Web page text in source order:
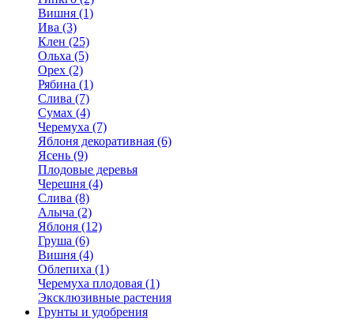
Вишня (1)
Ива (3)
Клен (25)
Ольха (5)
Орех (2)
Рябина (1)
Слива (7)
Сумах (4)
Черемуха (7)
Яблоня декоративная (6)
Ясень (9)
Плодовые деревья
Черешня (4)
Слива (8)
Алыча (2)
Яблоня (12)
Груша (6)
Вишня (4)
Облепиха (1)
Черемуха плодовая (1)
Эксклюзивные растения
Грунты и удобрения